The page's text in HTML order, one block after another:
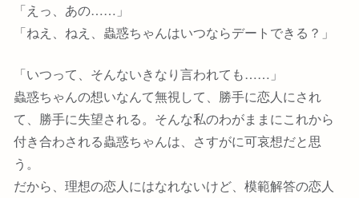
「えっ、あの……」
「ねえ、ねえ、蟲惑ちゃんはいつならデートできる？」
「いつって、そんないきなり言われても……」
蟲惑ちゃんの想いなんて無視して、勝手に恋人にされ
て、勝手に失望される。そんな私のわがままにこれから
付き合わされる蟲惑ちゃんは、さすがに可哀想だと思
う。
だから、理想の恋人にはなれないけど、模範解答の恋人